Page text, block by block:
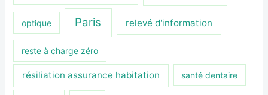
optique Paris relevé d'information
reste à charge zéro
résiliation assurance habitation santé dentaire